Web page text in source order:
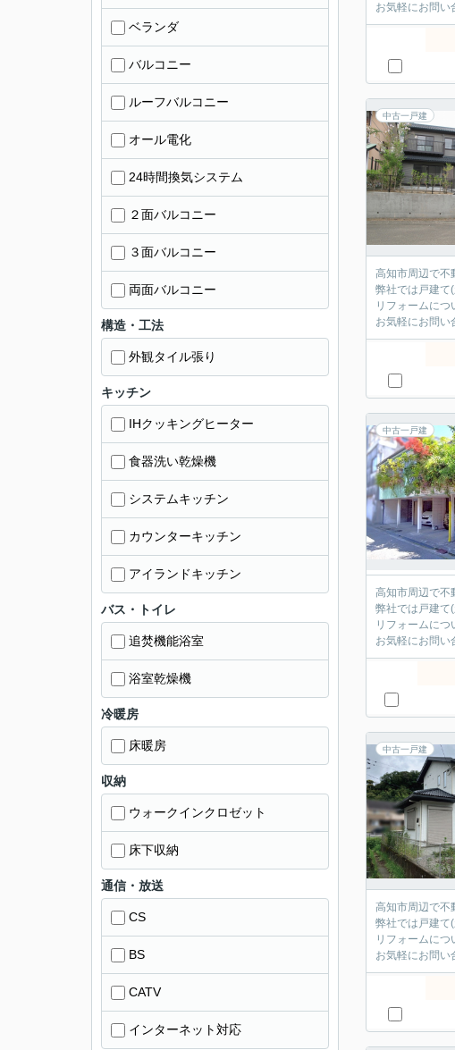
お気軽にお問い
中古一戸建
高知市周辺で不
弊社では戸建て
リフォームにつ
お気軽にお問い
中古一戸建
高知市周辺で不
弊社では戸建て
リフォームにつ
お気軽にお問い
中古一戸建
高知市周辺で不
弊社では戸建て
リフォームにつ
お気軽にお問い
ベランダ
バルコニー
ルーフバルコニー
オール電化
24時間換気システム
２面バルコニー
３面バルコニー
両面バルコニー
構造・工法
外観タイル張り
キッチン
IHクッキングヒーター
食器洗い乾燥機
システムキッチン
カウンターキッチン
アイランドキッチン
バス・トイレ
追焚機能浴室
浴室乾燥機
冷暖房
床暖房
収納
ウォークインクロゼット
床下収納
通信・放送
CS
BS
CATV
インターネット対応